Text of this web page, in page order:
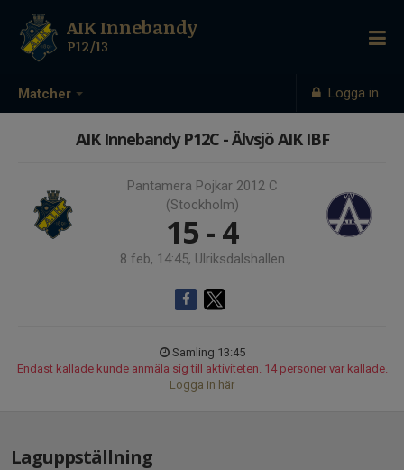
Matcher Logga in
AIK Innebandy
P12/13
AIK Innebandy P12C - Älvsjö AIK IBF
Pantamera Pojkar 2012 C
(Stockholm)
15 - 4
8 feb, 14:45, Ulriksdalshallen
Samling 13:45
Endast kallade kunde anmäla sig till aktiviteten. 14 personer var kallade.
Logga in här
Laguppställning